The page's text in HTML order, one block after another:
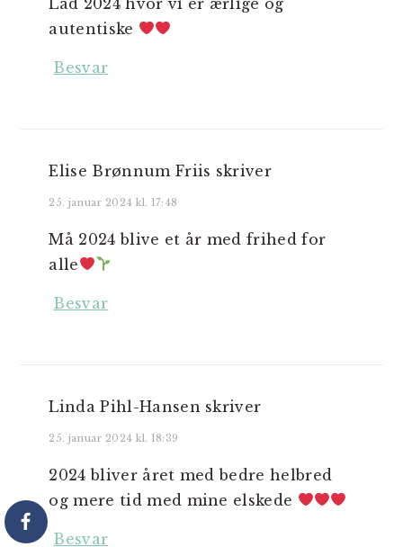
autentiske
Besvar
Elise Brønnum Friis skriver
25. januar 2024 kl. 17:48
Må 2024 blive et år med frihed for
alle
Besvar
Linda Pihl-Hansen skriver
25. januar 2024 kl. 18:39
2024 bliver året med bedre helbred
og mere tid med mine elskede
Besvar